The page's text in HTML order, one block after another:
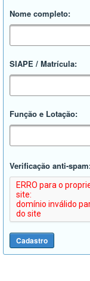
Nome completo:
SIAPE / Matrícula:
Função e Lotação:
Verificação anti-